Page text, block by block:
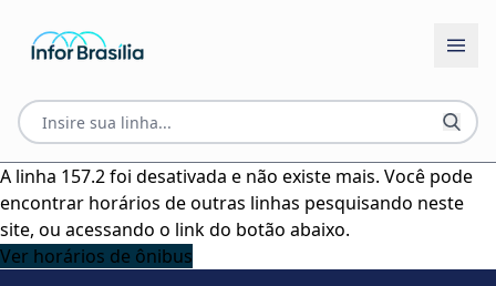
A linha 157.2 foi desativada e não existe mais. Você pode
encontrar horários de outras linhas pesquisando neste
site, ou acessando o link do botão abaixo.
Ver horários de ônibus